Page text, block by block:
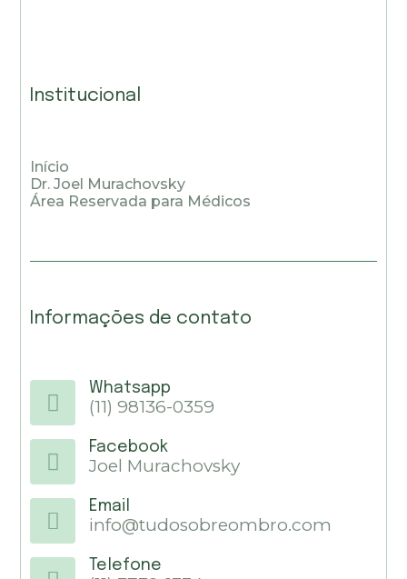
Institucional
Início
Dr. Joel Murachovsky
Área Reservada para Médicos
Informações de contato
Whatsapp
(11) 98136-0359
Facebook
Joel Murachovsky
Email
info@tudosobreombro.com
Telefone